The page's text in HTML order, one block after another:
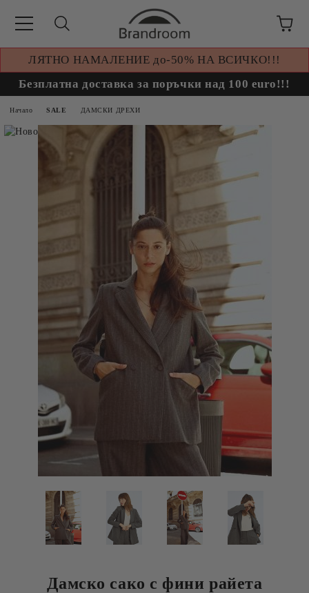
ЛЯТНО НАМАЛЕНИЕ до-50% НА ВСИЧКО!!!
Безплатна доставка за поръчки над 100 euro!!!
Начало SALE ДАМСКИ ДРЕХИ
Дамско сако с фини райета